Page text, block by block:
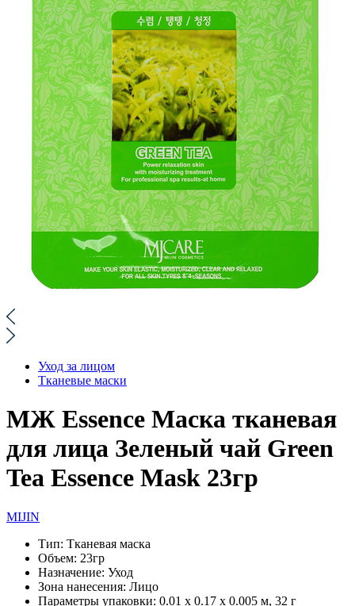
Уход за лицом
Тканевые маски
МЖ Essence Маска тканевая
для лица Зеленый чай Green
Tea Essence Mask 23гр
MIJIN
Тип: Тканевая маска
Объем: 23гр
Назначение: Уход
Зона нанесения: Лицо
Параметры упаковки: 0.01 x 0.17 x 0.005 м, 32 г